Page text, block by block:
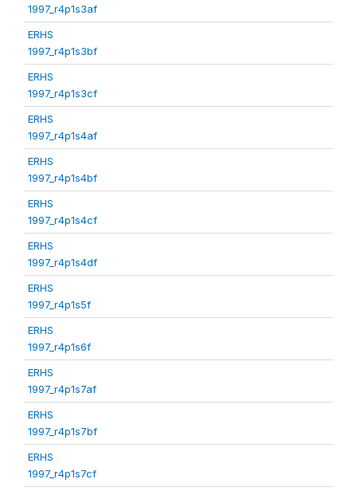
1997_r4p1s3af
ERHS
1997_r4p1s3bf
ERHS
1997_r4p1s3cf
ERHS
1997_r4p1s4af
ERHS
1997_r4p1s4bf
ERHS
1997_r4p1s4cf
ERHS
1997_r4p1s4df
ERHS
1997_r4p1s5f
ERHS
1997_r4p1s6f
ERHS
1997_r4p1s7af
ERHS
1997_r4p1s7bf
ERHS
1997_r4p1s7cf